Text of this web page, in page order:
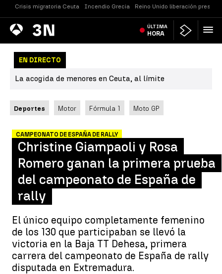
Crisis migratoria Ceuta Incendio Grecia Reino Unido liberación presos
Antena
3 Noticias ÚLTIMA
HORA
EN DIRECTO
La acogida de menores en Ceuta, al límite
Deportes Motor Fórmula 1 Moto GP
CAMPEONATO DE ESPAÑA DE RALLY
Christine Giampaoli y Rosa
Romero ganan la primera prueba
del campeonato de España de
rally
El único equipo completamente femenino
de los 130 que participaban se llevó la
victoria en la Baja TT Dehesa, primera
carrera del campeonato de España de rally
disputada en Extremadura.